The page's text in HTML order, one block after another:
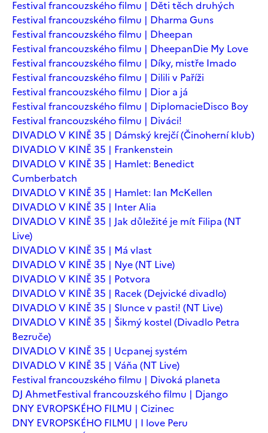
Festival francouzského filmu | Děti těch druhých
Festival francouzského filmu | Dharma Guns
Festival francouzského filmu | Dheepan
Festival francouzského filmu | DheepanDie My Love
Festival francouzského filmu | Díky, mistře Imado
Festival francouzského filmu | Dilili v Paříži
Festival francouzského filmu | Dior a já
Festival francouzského filmu | DiplomacieDisco Boy
Festival francouzského filmu | Diváci!
DIVADLO V KINĚ 35 | Dámský krejčí (Činoherní klub)
DIVADLO V KINĚ 35 | Frankenstein
DIVADLO V KINĚ 35 | Hamlet: Benedict
Cumberbatch
DIVADLO V KINĚ 35 | Hamlet: Ian McKellen
DIVADLO V KINĚ 35 | Inter Alia
DIVADLO V KINĚ 35 | Jak důležité je mít Filipa (NT
Live)
DIVADLO V KINĚ 35 | Má vlast
DIVADLO V KINĚ 35 | Nye (NT Live)
DIVADLO V KINĚ 35 | Potvora
DIVADLO V KINĚ 35 | Racek (Dejvické divadlo)
DIVADLO V KINĚ 35 | Slunce v pasti! (NT Live)
DIVADLO V KINĚ 35 | Šikmý kostel (Divadlo Petra
Bezruče)
DIVADLO V KINĚ 35 | Ucpanej systém
DIVADLO V KINĚ 35 | Váňa (NT Live)
Festival francouzského filmu | Divoká planeta
DJ AhmetFestival francouzského filmu | Django
DNY EVROPSKÉHO FILMU | Cizinec
DNY EVROPSKÉHO FILMU | I love Peru